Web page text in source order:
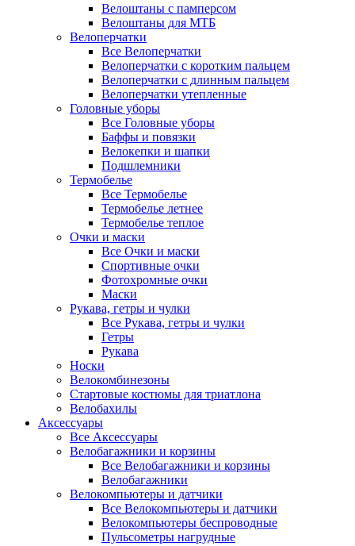
Велоштаны с памперсом
Велоштаны для МТБ
Велоперчатки
Все Велоперчатки
Велоперчатки с коротким пальцем
Велоперчатки с длинным пальцем
Велоперчатки утепленные
Головные уборы
Все Головные уборы
Баффы и повязки
Велокепки и шапки
Подшлемники
Термобелье
Все Термобелье
Термобелье летнее
Термобелье теплое
Очки и маски
Все Очки и маски
Спортивные очки
Фотохромные очки
Маски
Рукава, гетры и чулки
Все Рукава, гетры и чулки
Гетры
Рукава
Носки
Велокомбинезоны
Стартовые костюмы для триатлона
Велобахилы
Аксессуары
Все Аксессуары
Велобагажники и корзины
Все Велобагажники и корзины
Велобагажники
Велокомпьютеры и датчики
Все Велокомпьютеры и датчики
Велокомпьютеры беспроводные
Пульсометры нагрудные